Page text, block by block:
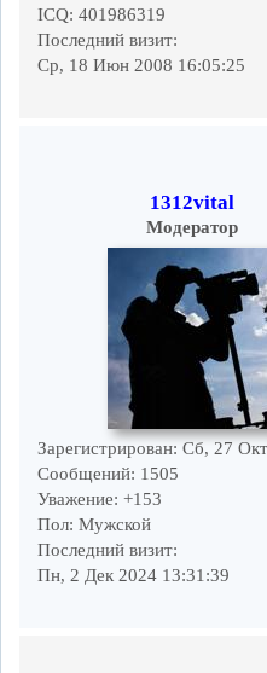
ICQ: 401986319
Последний визит:
Ср, 18 Июн 2008 16:05:25
1312vital
Модератор
Зарегистрирован: Сб, 27
Сообщений: 1505
Уважение: +153
Пол: Мужской
Последний визит:
Пн, 2 Дек 2024 13:31:39